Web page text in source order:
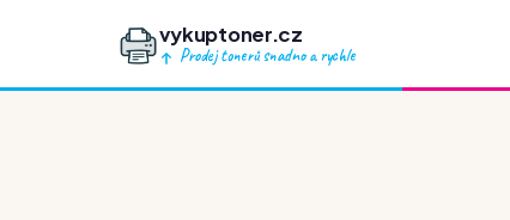
vykuptoner.cz
Prodej tonerů snadno a rychle